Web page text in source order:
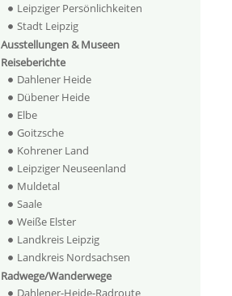
Leipziger Persönlichkeiten
Stadt Leipzig
Ausstellungen & Museen
Reiseberichte
Dahlener Heide
Dübener Heide
Elbe
Goitzsche
Kohrener Land
Leipziger Neuseenland
Muldetal
Saale
Weiße Elster
Landkreis Leipzig
Landkreis Nordsachsen
Radwege/Wanderwege
Dahlener-Heide-Radroute